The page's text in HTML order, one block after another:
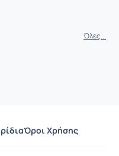
Όλες...
Όροι Χρήσης